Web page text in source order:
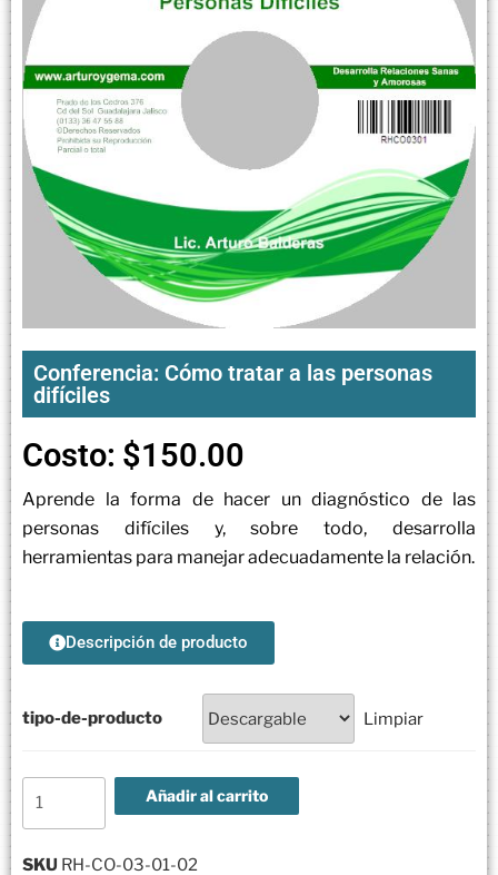
Conferencia: Cómo tratar a las personas
difíciles
Costo: $150.00
Aprende la forma de hacer un diagnóstico de las
personas difíciles y, sobre todo, desarrolla
herramientas para manejar adecuadamente la relación.
Descripción de producto
tipo-de-producto Limpiar
Añadir al carrito
SKU RH-CO-03-01-02